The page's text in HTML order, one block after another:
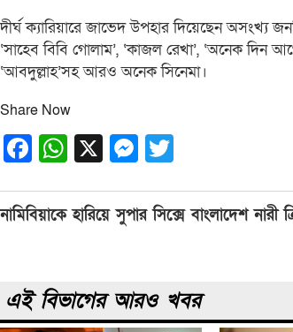
দীর্ঘ ক্যারিয়ারে জাভেদ উপহার দিয়েছেন অসংখ্য
‘সাহেব বিবি গোলাম’, ‘কাজল রেখা’, ‘অনেক দিন
‘আবদুল্লাহ’সহ আরও অনেক সিনেমা।
Share Now
Facebook
WhatsApp
X Messenger
Post
navigation
নামিবিয়াকে হারিয়ে সুপার সিক্সে বাংলাদেশ নারী
এই বিভাগের আরও খবর